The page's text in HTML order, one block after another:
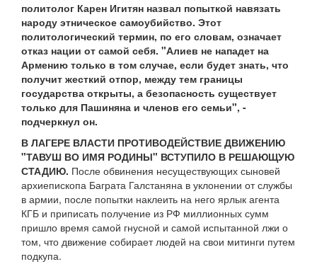
политолог Карен Игитян назвал попыткой навязать
народу этническое самоубийство. Этот
политологический термин, по его словам, означает
отказ нации от самой себя. "Алиев не нападет на
Армению только в том случае, если будет знать, что
получит жесткий отпор, между тем границы
государства открыты, а безопасность существует
только для Пашиняна и членов его семьи", -
подчеркнул он.
В ЛАГЕРЕ ВЛАСТИ ПРОТИВОДЕЙСТВИЕ ДВИЖЕНИЮ
"ТАВУШ ВО ИМЯ РОДИНЫ" ВСТУПИЛО В РЕШАЮЩУЮ
СТАДИЮ. После обвинения несуществующих сыновей
архиепископа Баграта Галстаняна в уклонении от службы
в армии, после попытки наклеить на него ярлык агента
КГБ и приписать получение из РФ миллионных сумм
пришло время самой гнусной и самой испытанной лжи о
том, что движение собирает людей на свои митинги путем
подкупа.